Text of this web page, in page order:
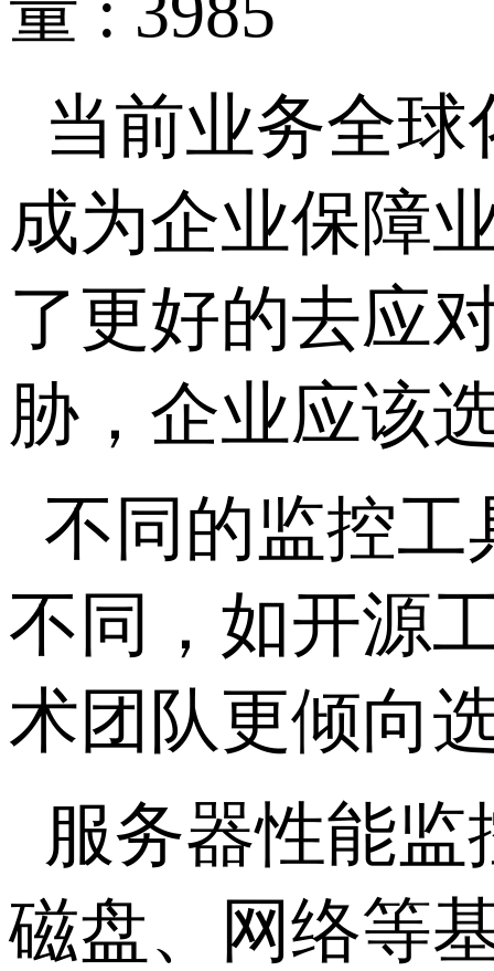
当前业务全
成为企业保障
了更好的去应
胁，企业应该
不同的监控工
不同，如开源
术团队更倾向
服务器性能监
磁盘、网络等